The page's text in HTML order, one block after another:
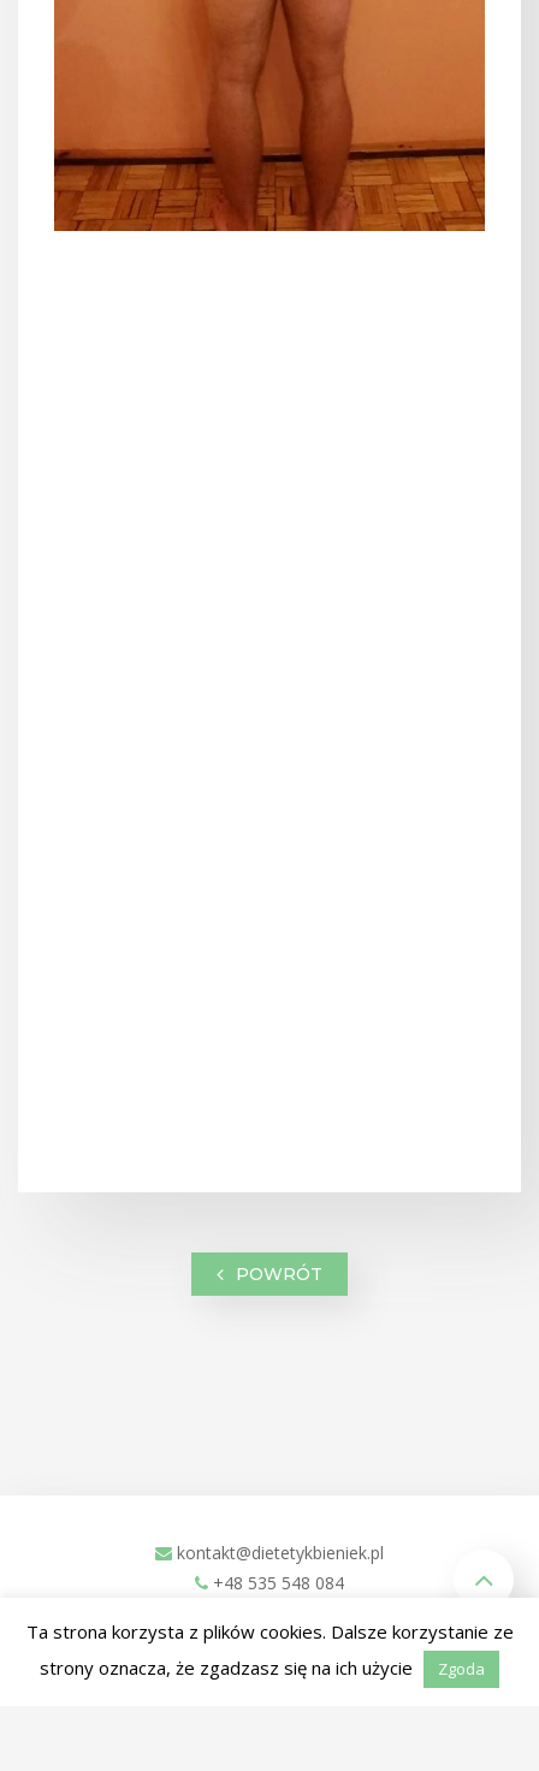
POWRÓT
kontakt@dietetykbieniek.pl
+48 535 548 084
Kościan, 64-000
Facebook
Ta strona korzysta z plików cookies. Dalsze korzystanie ze
strony oznacza, że zgadzasz się na ich użycie
Zgoda